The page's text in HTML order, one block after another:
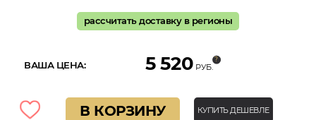
рассчитать доставку в регионы
ВАША ЦЕНА: 5 520 РУБ.
В КОРЗИНУ КУПИТЬ ДЕШЕВЛЕ